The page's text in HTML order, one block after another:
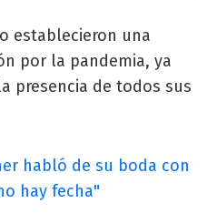
establecieron una
por la pandemia, ya
presencia de todos sus
habló de su boda con
hay fecha"